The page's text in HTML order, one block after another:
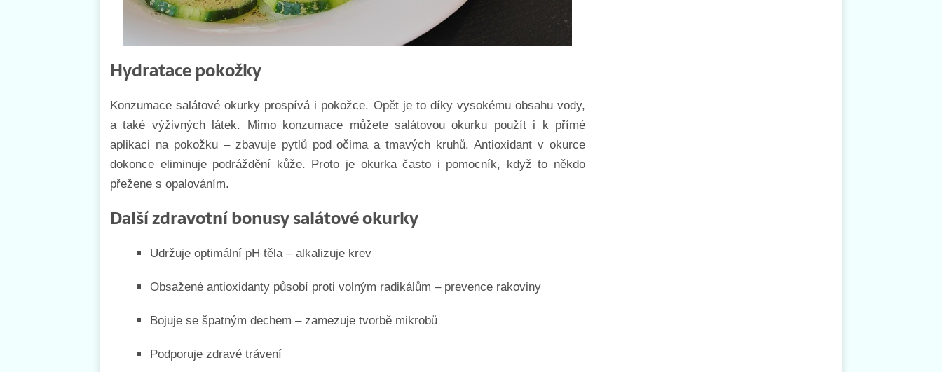
Hydratace pokožky
Konzumace salátové okurky prospívá i pokožce. Opět je to díky vysokému obsahu vody,
a také výživných látek. Mimo konzumace můžete salátovou okurku použít i k přímé
aplikaci na pokožku – zbavuje pytlů pod očima a tmavých kruhů. Antioxidant v okurce
dokonce eliminuje podráždění kůže. Proto je okurka často i pomocník, když to někdo
přežene s opalováním.
Další zdravotní bonusy salátové okurky
Udržuje optimální pH těla – alkalizuje krev
Obsažené antioxidanty působí proti volným radikálům – prevence rakoviny
Bojuje se špatným dechem – zamezuje tvorbě mikrobů
Podporuje zdravé trávení